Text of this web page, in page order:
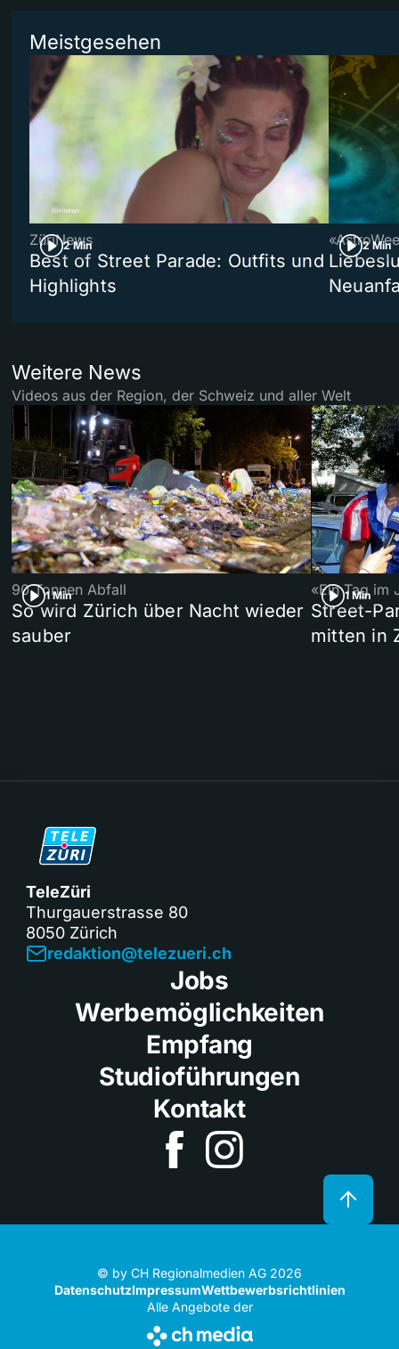
Meistgesehen
2 Min
ZüriNews
Best of Street Parade: Outfits und
Highlights
2 Min
Weitere News
Videos aus der Region, der Schweiz und aller Welt
1 Min
90 Tonnen Abfall
So wird Zürich über Nacht wieder
sauber
1 Min
«Ein Tag im
Street-
mitten in
TeleZüri
Thurgauerstrasse 80
8050 Zürich
redaktion@telezueri.ch
Jobs
Werbemöglichkeiten
Empfang
Studioführungen
Kontakt
© by CH Regionalmedien AG 2026
DatenschutzImpressumWettbewerbsrichtlinien
Alle Angebote der